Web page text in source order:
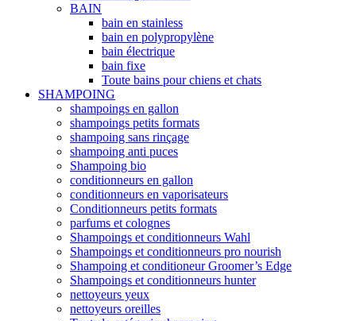
BAIN
bain en stainless
bain en polypropylène
bain électrique
bain fixe
Toute bains pour chiens et chats
SHAMPOING
shampoings en gallon
shampoings petits formats
shampoing sans rinçage
shampoing anti puces
Shampoing bio
conditionneurs en gallon
conditionneurs en vaporisateurs
Conditionneurs petits formats
parfums et colognes
Shampoings et conditionneurs Wahl
Shampoings et conditionneurs pro nourish
Shampoing et conditioneur Groomer’s Edge
Shampoings et conditionneurs hunter
nettoyeurs yeux
nettoyeurs oreilles